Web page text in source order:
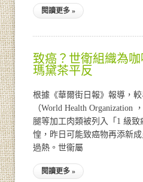
閱讀更多 »
致癌？世衛組織為咖
瑪黛茶平反
根據《華爾街日報》報導，
（World Health Organization
腿等加工肉類被列入「1 級
惶，昨日可能致癌物再添新
過熱。世衞屬
閱讀更多 »